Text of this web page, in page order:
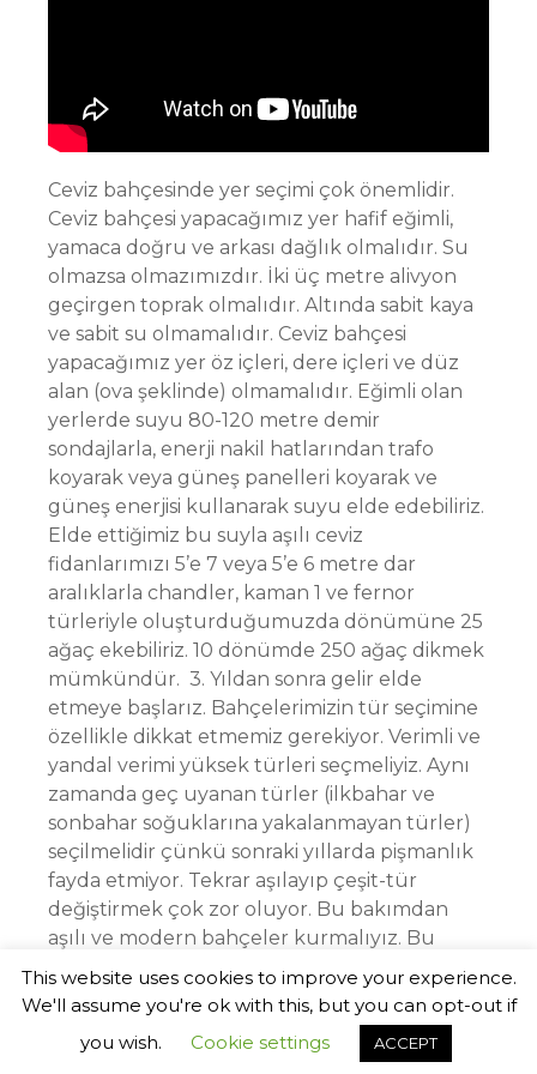
Ceviz bahçesinde yer seçimi çok önemlidir.
Ceviz bahçesi yapacağımız yer hafif eğimli,
yamaca doğru ve arkası dağlık olmalıdır. Su
olmazsa olmazımızdır. İki üç metre alivyon
geçirgen toprak olmalıdır. Altında sabit kaya
ve sabit su olmamalıdır. Ceviz bahçesi
yapacağımız yer öz içleri, dere içleri ve düz
alan (ova şeklinde) olmamalıdır. Eğimli olan
yerlerde suyu 80-120 metre demir
sondajlarla, enerji nakil hatlarından trafo
koyarak veya güneş panelleri koyarak ve
güneş enerjisi kullanarak suyu elde edebiliriz.
Elde ettiğimiz bu suyla aşılı ceviz
fidanlarımızı 5’e 7 veya 5’e 6 metre dar
aralıklarla chandler, kaman 1 ve fernor
türleriyle oluşturduğumuzda dönümüne 25
ağaç ekebiliriz. 10 dönümde 250 ağaç dikmek
mümkündür. 3. Yıldan sonra gelir elde
etmeye başlarız. Bahçelerimizin tür seçimine
özellikle dikkat etmemiz gerekiyor. Verimli ve
yandal verimi yüksek türleri seçmeliyiz. Aynı
zamanda geç uyanan türler (ilkbahar ve
sonbahar soğuklarına yakalanmayan türler)
seçilmelidir çünkü sonraki yıllarda pişmanlık
fayda etmiyor. Tekrar aşılayıp çeşit-tür
değiştirmek çok zor oluyor. Bu bakımdan
aşılı ve modern bahçeler kurmalıyız. Bu
konuda bahçıvanlarımız ve elamanlarımız
dikim bakım ve budama yapmaktalar.
This website uses cookies to improve your experience.
We'll assume you're ok with this, but you can opt-out if
you wish.
Cookie settings ACCEPT